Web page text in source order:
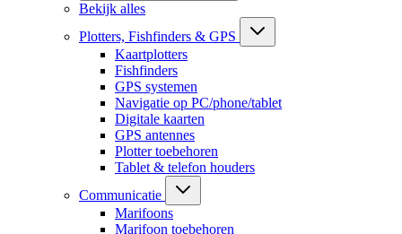
Bekijk alles
Plotters, Fishfinders & GPS
Kaartplotters
Fishfinders
GPS systemen
Navigatie op PC/phone/tablet
Digitale kaarten
GPS antennes
Plotter toebehoren
Tablet & telefon houders
Communicatie
Marifoons
Marifoon toebehoren